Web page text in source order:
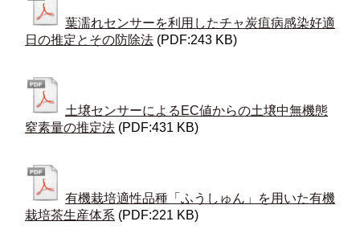
葉濡れセンサーを利用したチャ炭疽病感染好適
日の推定とその防除法 (PDF:243 KB)
土壌センサーによるEC値からの土壌中無機態
窒素量の推定法 (PDF:431 KB)
有機栽培適性品種「ふうしゅん」を用いた有機
栽培茶生産体系 (PDF:221 KB)